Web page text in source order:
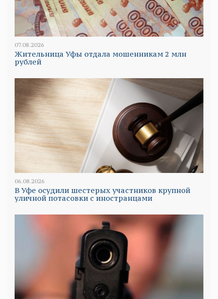
07.08.2026
Жительница Уфы отдала мошенникам 2 млн
рублей
06.08.2026
В Уфе осудили шестерых участников крупной
уличной потасовки с иностранцами